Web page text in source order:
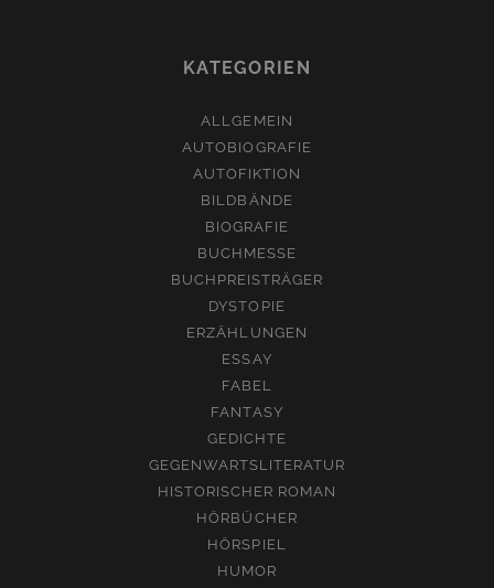
KATEGORIEN
ALLGEMEIN
AUTOBIOGRAFIE
AUTOFIKTION
BILDBÄNDE
BIOGRAFIE
BUCHMESSE
BUCHPREISTRÄGER
DYSTOPIE
ERZÄHLUNGEN
ESSAY
FABEL
FANTASY
GEDICHTE
GEGENWARTSLITERATUR
HISTORISCHER ROMAN
HÖRBÜCHER
HÖRSPIEL
HUMOR